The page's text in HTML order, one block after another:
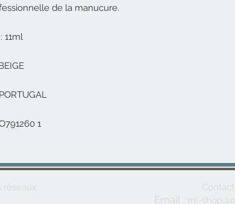
de la manucure.
11ml
1
Contact
Email m l-